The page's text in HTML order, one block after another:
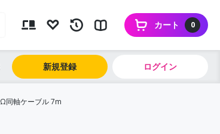
0
カート
新規登録 ログイン
同軸ケーブル 7m